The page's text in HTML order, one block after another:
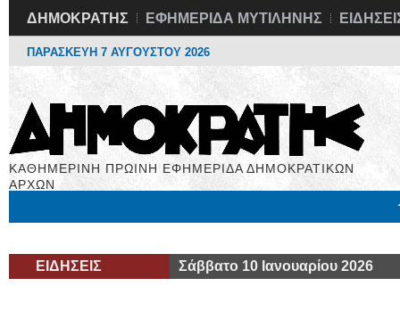
ΔΗΜΟΚΡΑΤΗΣ ΕΦΗΜΕΡΙΔΑ ΜΥΤΙΛΗΝΗΣ
ΠΑΡΑΣΚΕΥΗ 7 ΑΥΓΟΥΣΤΟΥ 2026
ΚΑΘΗΜΕΡΙΝΗ ΠΡΩΙΝΗ ΕΦΗΜΕΡΙΔΑ ΔΗΜΟΚΡΑΤΙΚΩΝ
ΑΡΧΩΝ
ΕΙΔΗΣΕΙΣ Σάββατο 10 Ιανουαρίου 2026